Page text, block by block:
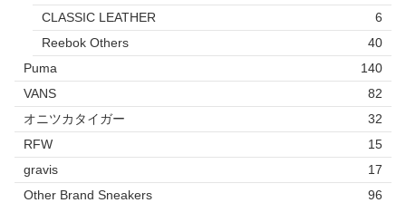
CLASSIC LEATHER
6
Reebok Others
40
Puma
140
VANS
82
オニツカタイガー
32
RFW
15
gravis
17
Other Brand Sneakers
96